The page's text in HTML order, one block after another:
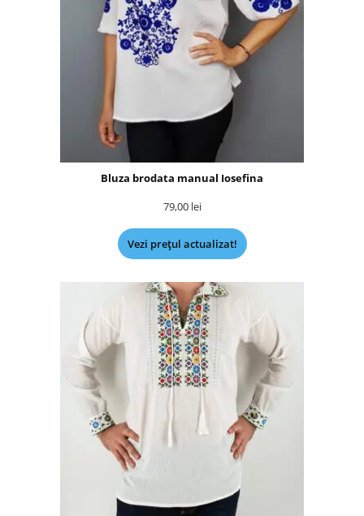
Bluza brodata manual Iosefina
79,00 lei
Vezi prețul actualizat!